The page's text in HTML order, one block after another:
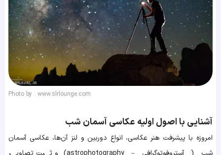
Photo by : www.slrlounge.com
آشنایی با اصول اولیه عکاسی آسمان شب
امروزه با پیشرفت هنر عکاسی، انواع دوربین‌ و لنز آن‌ها، عکاسی آسمان